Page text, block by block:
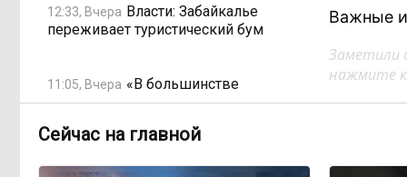
12:33, Вчера Власти: Забайкалье
переживает туристический бум
11:05, Вчера «В большинстве
регионов индексация прошла с 1
задержало повышение зарплат
Важные
Заметили
нажмите
Сейчас на главной